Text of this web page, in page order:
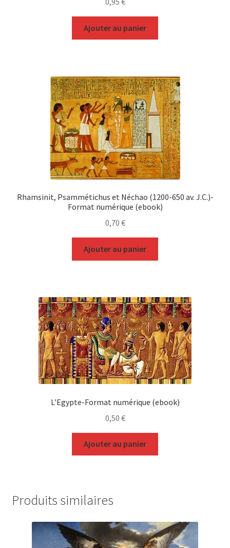
Ajouter au panier
Rhamsinit, Psammétichus et Néchao (1200-650 av. J.C.)-
Format numérique (ebook)
0,70 €
Ajouter au panier
L’Egypte-Format numérique (ebook)
0,50 €
Ajouter au panier
Produits similaires